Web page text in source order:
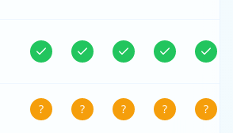
? ? ? ? ?